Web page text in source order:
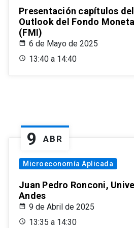
Presentación capítulos
Outlook del Fondo
(FMI)
6 de Mayo de 2025
13:40 a 14:40
9 ABR
Microeconomía Aplicada
Juan Pedro Ronconi,
Andes
9 de Abril de 2025
13:35 a 14:30